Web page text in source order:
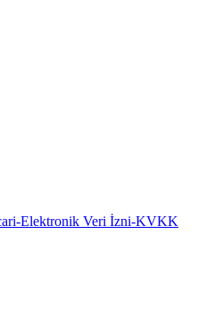
Elektronik Veri İzni-KVKK